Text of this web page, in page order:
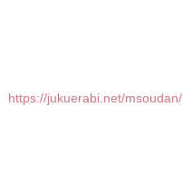
https://jukuerabi.net/msoudan/